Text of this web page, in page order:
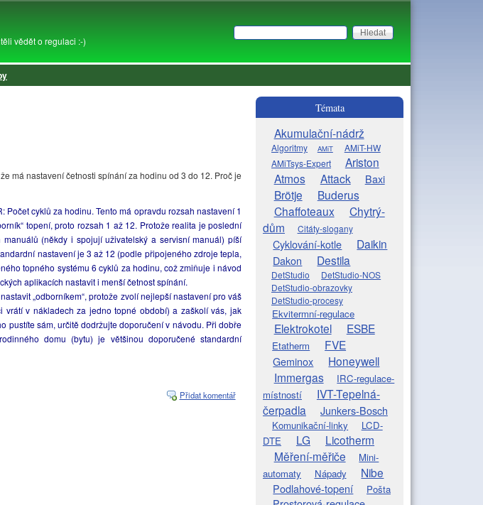
vědět o regulaci :-) Vyhledávání
Hledat
má nastavení četnosti spínání za hodinu od 3 do 12. Proč je
cyklů za hodinu. Tento má opravdu rozsah nastavení 1
topení, proto rozsah 1 až 12. Protože realita je poslední
(někdy i spojují uživatelský a servisní manuál) píší
nastavení je 3 až 12 (podle připojeného zdroje tepla,
topného systému 6 cyklů za hodinu, což zmiňuje i návod
aplikacích nastavit i menší četnost spínání.
„odborníkem“, protože zvolí nejlepší nastavení pro váš
v nákladech za jedno topné období) a zaškolí vás, jak
pustíte sám, určitě dodržujte doporučení v návodu. Při dobře
domu (bytu) je většinou doporučené standardní
Přidat komentář
Témata
Akumulační-nádrž
Algoritmy AMiT
AMiT-HW
AMiTsys-Expert
Ariston
Atmos
Attack Baxi
Brötje
Buderus
Chaffoteaux
Chytrý-
dům
Citáty-slogany
Cyklování-kotle Daikin
Dakon Destila
DetStudio
DetStudio-NOS
DetStudio-obrazovky
DetStudio-procesy
Ekvitermní-regulace
Elektrokotel ESBE
Etatherm FVE
Geminox
Honeywell
Immergas
IRC-regulace-
místností
IVT-Tepelná-
čerpadla
Junkers-Bosch
Komunikační-linky
LCD-
DTE
LG
Licotherm
Měření-měřiče
Mini-
automaty
Nápady Nibe
Podlahové-topení Pošta